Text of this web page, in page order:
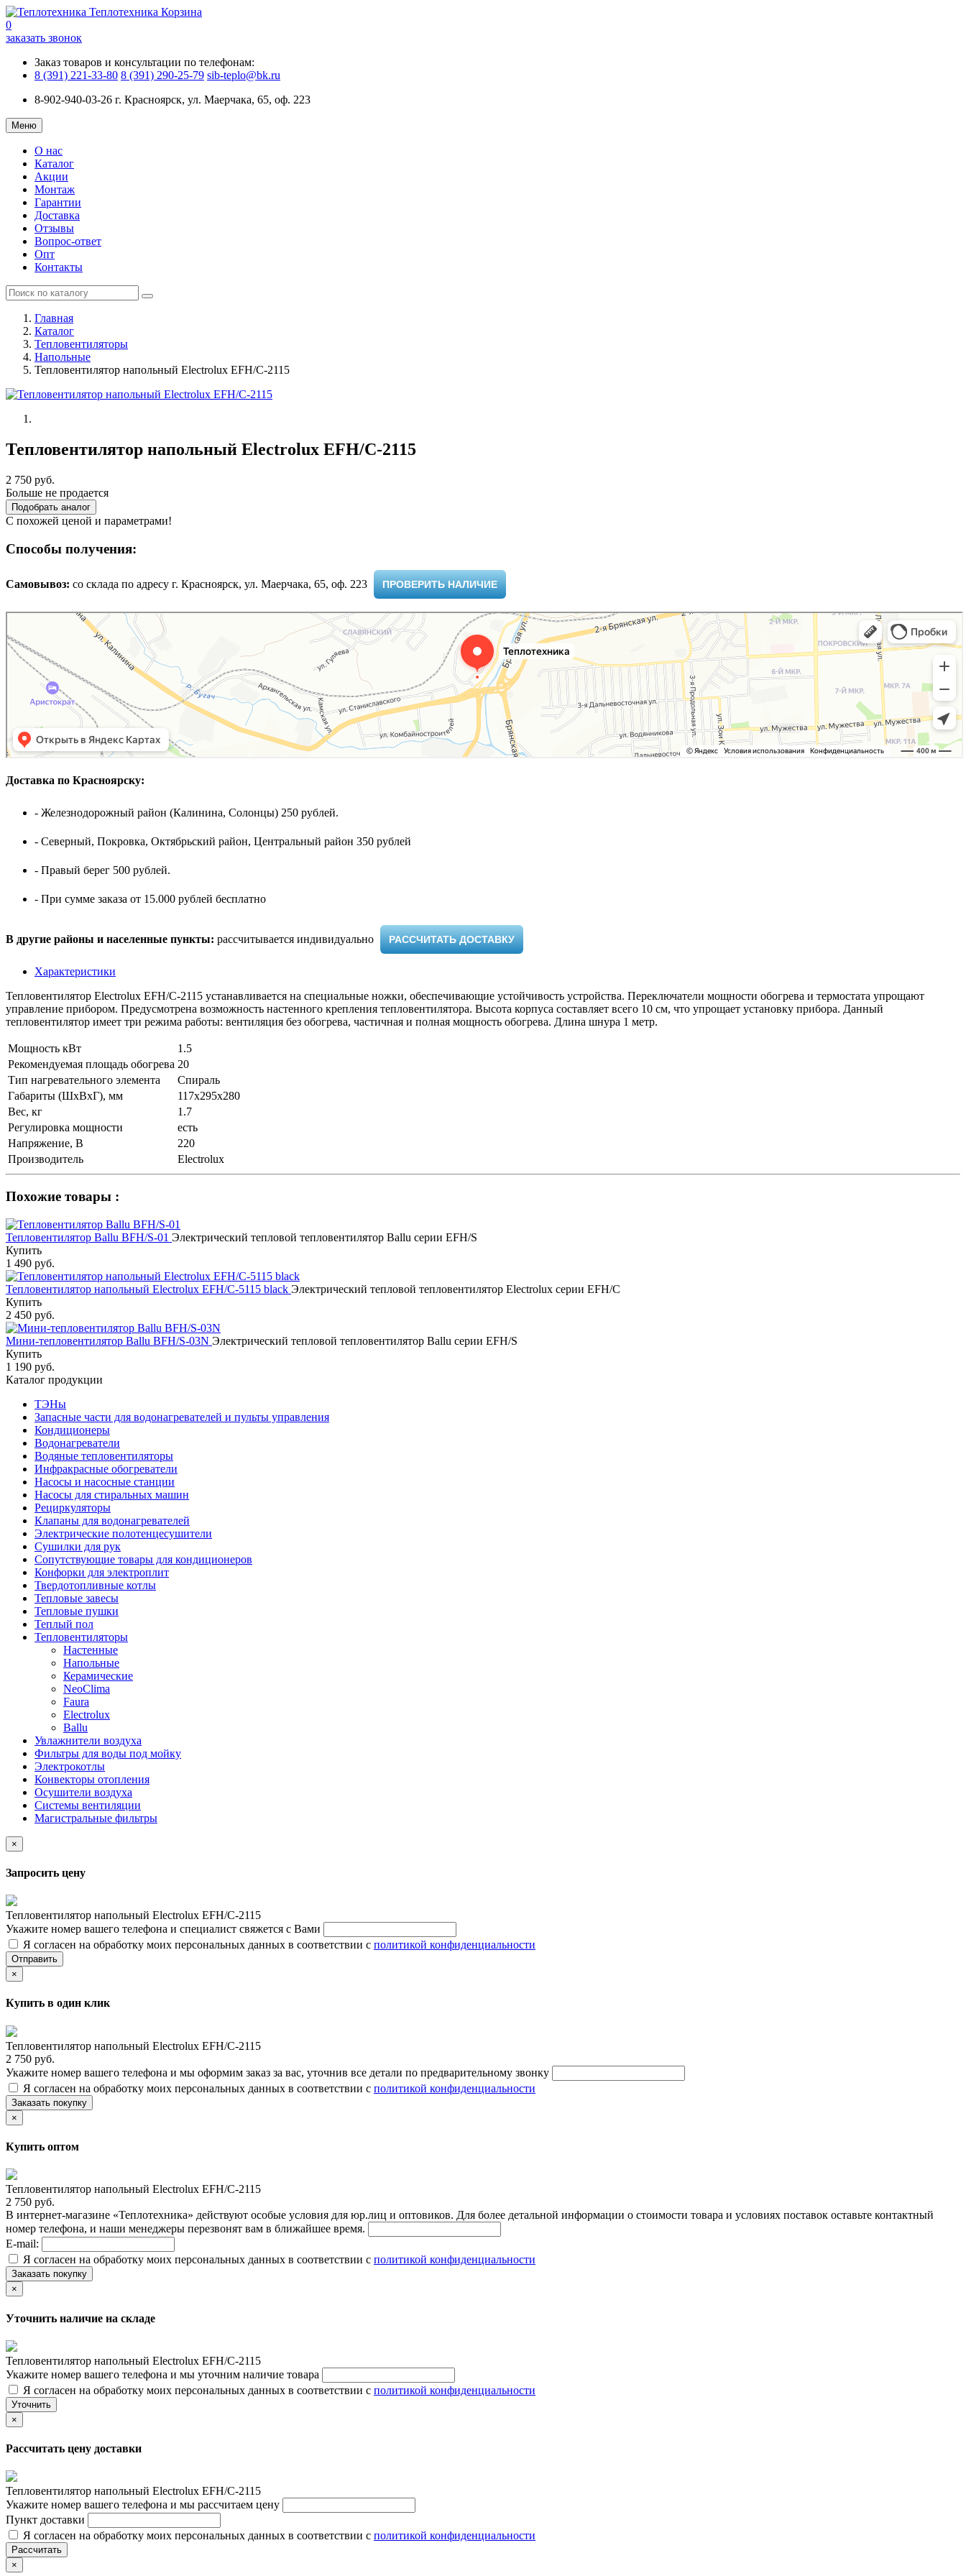
Теплотехника Корзина
0
заказать звонок
Заказ товаров и консультации по телефонам:
8 (391) 221-33-80 8 (391) 290-25-79 sib-teplo@bk.ru
8-902-940-03-26 г. Красноярск, ул. Маерчака, 65, оф. 223
Меню
О нас
Каталог
Акции
Монтаж
Гарантии
Доставка
Отзывы
Вопрос-ответ
Опт
Контакты
Главная
Каталог
Тепловентиляторы
Напольные
Тепловентилятор напольный Electrolux EFH/C-2115
Тепловентилятор напольный Electrolux EFH/C-2115
2 750 руб.
Больше не продается
Подобрать аналог
С похожей ценой и параметрами!
Способы получения:
Самовывоз: cо склада по адресу г. Красноярск, ул. Маерчака, 65, оф. 223 ​ ПРОВЕРИТЬ НАЛИЧИЕ
Доставка по Красноярску:
- Железнодорожный район (Калинина, Солонцы) 250 рублей.
- Северный, Покровка, Октябрьский район, Центральный район 350 рублей
- Правый берег 500 рублей.
- При сумме заказа от 15.000 рублей бесплатно
В другие районы и населенные пункты: рассчитывается индивидуально ​ РАССЧИТАТЬ ДОСТАВКУ
Характеристики
Тепловентилятор Electrolux EFH/C-2115 устанавливается на специальные ножки, обеспечивающие устойчивость устройства. Переключатели мощности обогрева и термостата упрощают
управление прибором. Предусмотрена возможность настенного крепления тепловентилятора. Высота корпуса составляет всего 10 см, что упрощает установку прибора. Данный
тепловентилятор имеет три режима работы: вентиляция без обогрева, частичная и полная мощность обогрева. Длина шнура 1 метр.
Мощность кВт
1.5
Рекомендуемая площадь обогрева 20
Тип нагревательного элемента
Спираль
Габариты (ШхВхГ), мм
117х295х280
Вес, кг
1.7
Регулировка мощности
есть
Напряжение, В
220
Производитель
Electrolux
Похожие товары :
Тепловентилятор Ballu BFH/S-01 Электрический тепловой тепловентилятор Ballu серии EFH/S
Купить
1 490 руб.
Тепловентилятор напольный Electrolux EFH/C-5115 black Электрический тепловой тепловентилятор Electrolux серии EFH/С
Купить
2 450 руб.
Мини-тепловентилятор Ballu BFH/S-03N Электрический тепловой тепловентилятор Ballu серии EFH/S
Купить
1 190 руб.
Каталог продукции
ТЭНы
Запасные части для водонагревателей и пульты управления
Кондиционеры
Водонагреватели
Водяные тепловентиляторы
Инфракрасные обогреватели
Насосы и насосные станции
Насосы для стиральных машин
Рециркуляторы
Клапаны для водонагревателей
Электрические полотенцесушители
Сушилки для рук
Сопутствующие товары для кондиционеров
Конфорки для электроплит
Твердотопливные котлы
Тепловые завесы
Тепловые пушки
Теплый пол
Тепловентиляторы
Настенные
Напольные
Керамические
NeoClima
Faura
Electrolux
Ballu
Увлажнители воздуха
Фильтры для воды под мойку
Электрокотлы
Конвекторы отопления
Осушители воздуха
Системы вентиляции
Магистральные фильтры
×
Запросить цену
Тепловентилятор напольный Electrolux EFH/C-2115
Укажите номер вашего телефона и специалист свяжется с Вами
Я согласен на обработку моих персональных данных в соответствии с политикой конфиденциальности
Отправить
×
Купить в один клик
Тепловентилятор напольный Electrolux EFH/C-2115
2 750 руб.
Укажите номер вашего телефона и мы оформим заказ за вас, уточнив все детали по предварительному звонку
Я согласен на обработку моих персональных данных в соответствии с политикой конфиденциальности
Заказать покупку
×
Купить оптом
Тепловентилятор напольный Electrolux EFH/C-2115
2 750 руб.
В интернет-магазине «Теплотехника» действуют особые условия для юр.лиц и оптовиков. Для более детальной информации о стоимости товара и условиях поставок оставьте контактный
номер телефона, и наши менеджеры перезвонят вам в ближайшее время.
E-mail:
Я согласен на обработку моих персональных данных в соответствии с политикой конфиденциальности
Заказать покупку
×
Уточнить наличие на складе
Тепловентилятор напольный Electrolux EFH/C-2115
Укажите номер вашего телефона и мы уточним наличие товара
Я согласен на обработку моих персональных данных в соответствии с политикой конфиденциальности
Уточнить
×
Рассчитать цену доставки
Тепловентилятор напольный Electrolux EFH/C-2115
Укажите номер вашего телефона и мы рассчитаем цену
Пункт доставки
Я согласен на обработку моих персональных данных в соответствии с политикой конфиденциальности
Рассчитать
×